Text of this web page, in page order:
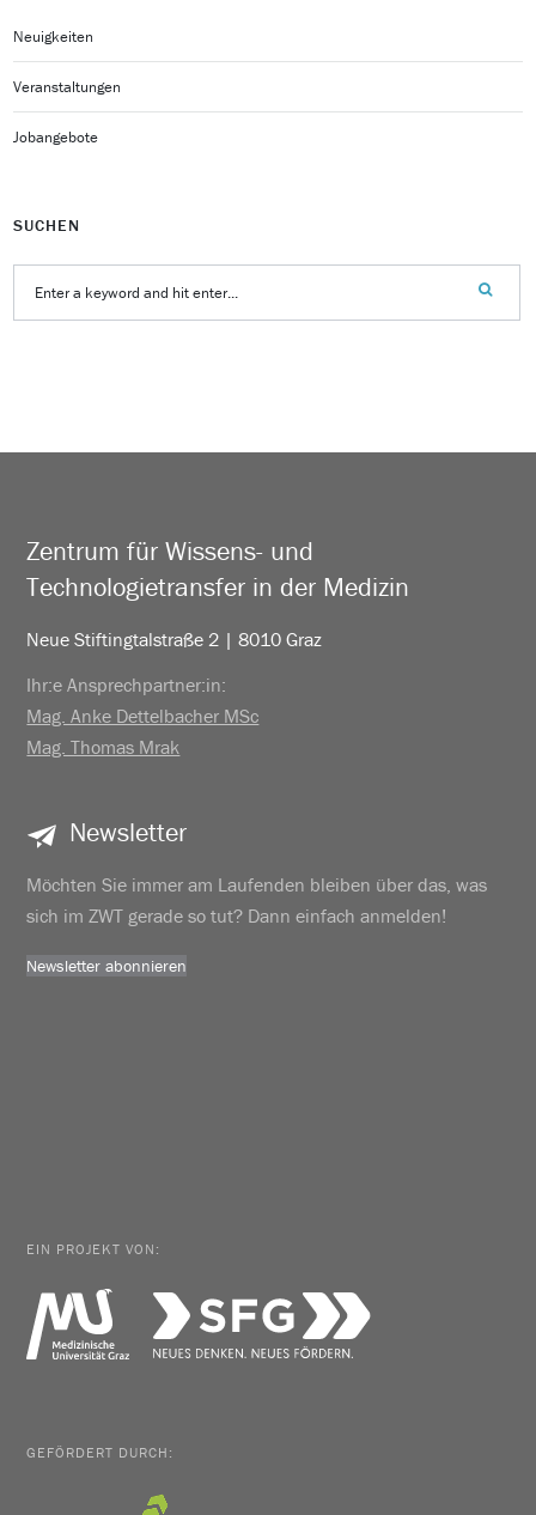
Neuigkeiten
Veranstaltungen
Jobangebote
SUCHEN
Zentrum für Wissens- und
Technologietransfer in der Medizin
Neue Stiftingtalstraße 2 | 8010 Graz
Ihr:e Ansprechpartner:in:
Mag. Anke Dettelbacher MSc
Mag. Thomas Mrak
Newsletter
Möchten Sie immer am Laufenden bleiben über das, was
sich im ZWT gerade so tut? Dann einfach anmelden!
Newsletter abonnieren
EIN PROJEKT VON:
GEFÖRDERT DURCH: